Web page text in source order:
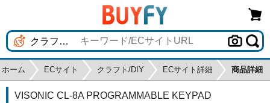
ホーム ECサイト クラフト/DIY ECサイト詳細 商品詳細
VISONIC CL-8A PROGRAMMABLE KEYPAD